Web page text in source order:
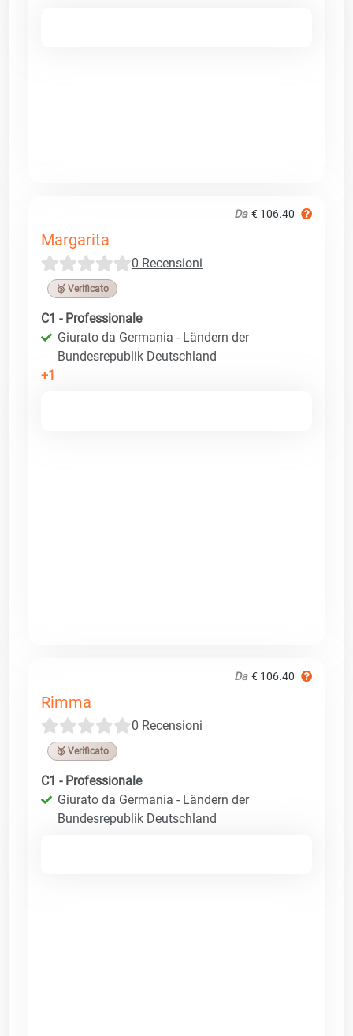
Da € 106.40
Margarita
0 Recensioni
🥉 Verificato
C1 - Professionale
Giurato da Germania - Ländern der
Bundesrepublik Deutschland
+1
Da € 106.40
Rimma
0 Recensioni
🥉 Verificato
C1 - Professionale
Giurato da Germania - Ländern der
Bundesrepublik Deutschland